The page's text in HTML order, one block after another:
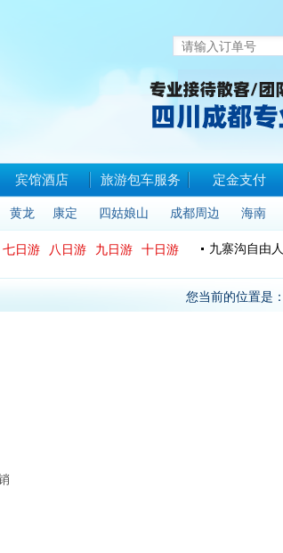
宾馆酒店 旅游包车服务 定金支付
黄龙 康定 四姑娘山 成都周边 海南
七日游 八日游 九日游 十日游 九寨沟自由人
您当前的位置是：